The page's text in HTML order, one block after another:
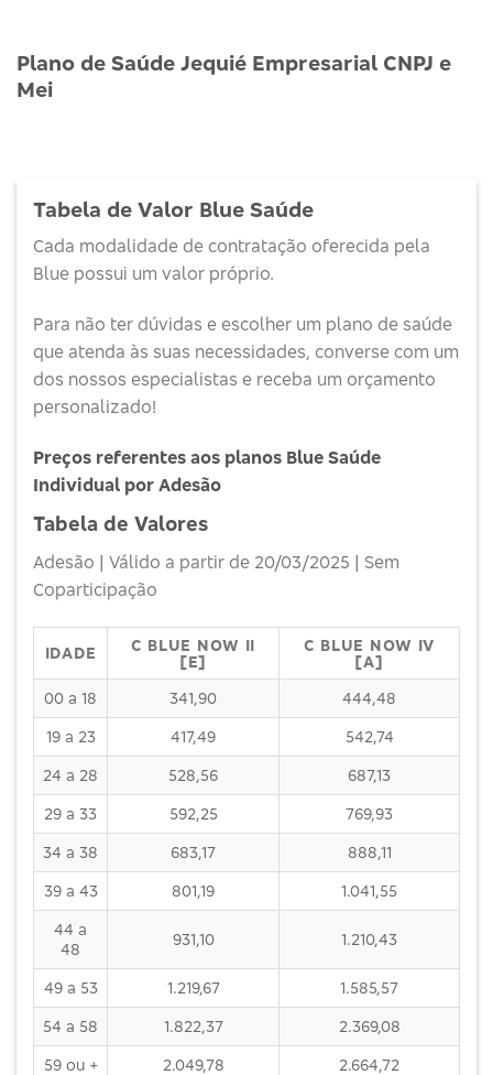
Plano de Saúde Jequié Empresarial CNPJ e
Mei
Tabela de Valor Blue Saúde
Cada modalidade de contratação oferecida pela
Blue possui um valor próprio.
Para não ter dúvidas e escolher um plano de saúde
que atenda às suas necessidades, converse com um
dos nossos especialistas e receba um orçamento
personalizado!
Preços referentes aos planos Blue Saúde
Individual por Adesão
Tabela de Valores
Adesão | Válido a partir de 20/03/2025 | Sem
Coparticipação
IDADE
C BLUE NOW II
[E]
C BLUE NOW IV
[A]
00 a 18
341,90 444,48
19 a 23 417,49 542,74
24 a 28 528,56 687,13
29 a 33 592,25 769,93
34 a 38 683,17 888,11
39 a 43 801,19 1.041,55
44 a
48
931,10 1.210,43
49 a 53 1.219,67 1.585,57
54 a 58 1.822,37 2.369,08
59 ou + 2.049,78 2.664,72